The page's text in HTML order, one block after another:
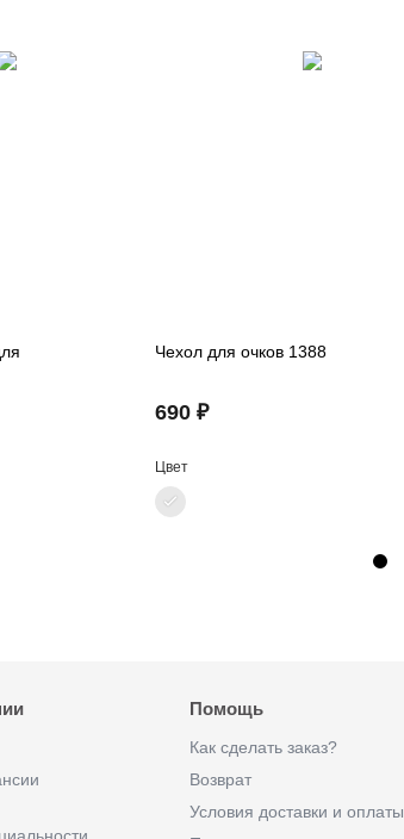
Чехол для очков 1388
690 ₽
Цвет
Помощь
Как сделать заказ?
Возврат
Условия доставки и оплаты